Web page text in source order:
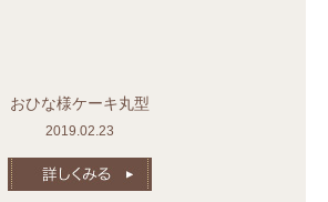
おひな様ケーキ丸型
2019.02.23